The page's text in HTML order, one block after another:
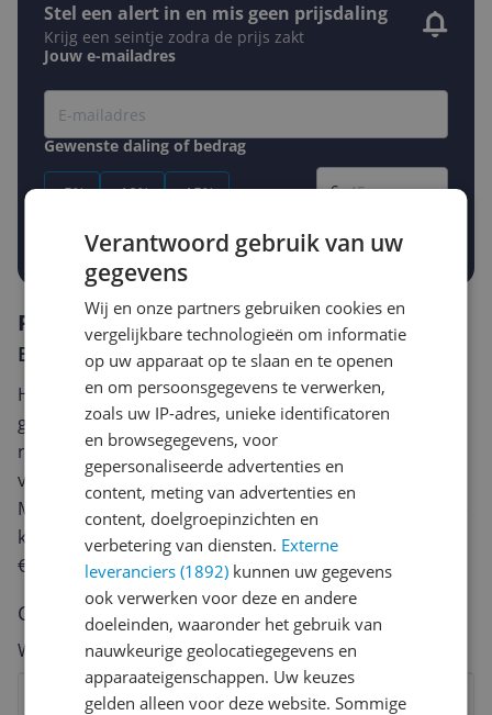
Stel een alert in en mis geen prijsdaling
Krijg een seintje zodra de prijs zakt
Jouw e-mailadres
Gewenste daling of bedrag
-5% -10% -15%
Gewenste prijs
€
Prijsalert aanzetten
Reviews
Er zijn nog geen reviews geschreven
Heb jij dit product in bezit en wil je graag je mening
geven? Start dan hieronder met het schrijven van je
review. Afhankelijk van de details duurt het schrijven
van een review gemiddeld tussen de 3 en 10 minuten.
Met jouw mening help je andere bezoekers een betere
keuze te maken én maak je iedere maand kans op
€250,-!
Klik hier voor de actievoorwaarden.
Cijfer
Welk cijfer geef jij dit product?
7
5
Verantwoord gebruik van uw
gegevens
Wij en onze partners gebruiken cookies en
vergelijkbare technologieën om informatie
op uw apparaat op te slaan en te openen
en om persoonsgegevens te verwerken,
zoals uw IP-adres, unieke identificatoren
en browsegegevens, voor
gepersonaliseerde advertenties en
content, meting van advertenties en
content, doelgroepinzichten en
verbetering van diensten. Externe
leveranciers (1892) kunnen uw gegevens
ook verwerken voor deze en andere
doeleinden, waaronder het gebruik van
nauwkeurige geolocatiegegevens en
apparaateigenschappen. Uw keuzes
gelden alleen voor deze website. Sommige